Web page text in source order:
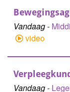
Vandaag-
video
Vandaag-